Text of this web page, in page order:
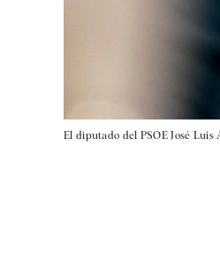
El diputado del PSOE José Luis